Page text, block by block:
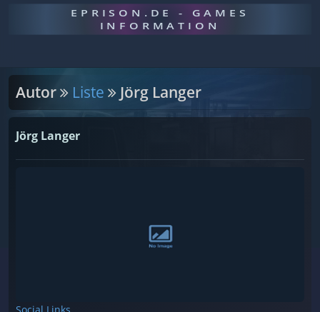
EPRISON.DE - GAMES
INFORMATION
Autor Liste Jörg Langer
Jörg Langer